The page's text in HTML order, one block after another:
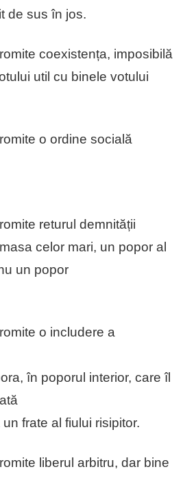
de sus în jos.
coexistența, imposibilă
util cu binele votului
o ordine socială
returul demnității
celor mari, un popor al
un popor
o includere a
în poporul interior, care îl
frate al fiului risipitor.
liberul arbitru, dar bine